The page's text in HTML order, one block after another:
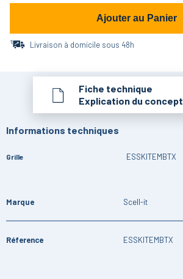
Ajouter au Panier
Livraison à domicile sous 48h
Fiche technique
Explication du concept
Informations techniques
Grille ESSKITEMBTX
Marque Scell-it
Réference ESSKITEMBTX